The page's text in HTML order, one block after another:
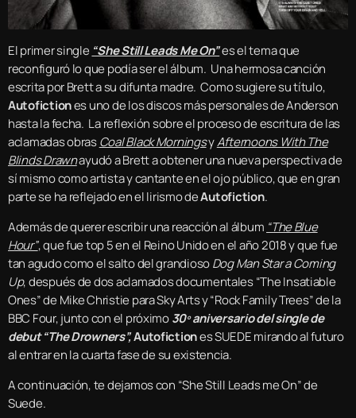
El primer single “She Still Leads Me On”es el tema que
reconfiguró lo que podía ser el álbum. Una hermosa canción
escrita por Brett a su difunta madre. Como sugiere su título,
Autofictiones uno de los discos más personales de Anderson
hasta la fecha. La reflexión sobre el proceso de escritura de las
aclamadas obrasCoal Black MorningsyAfternoons With The
Blinds Drawnayudó a Brett a obtener una nueva perspectiva de
sí mismo como artista y cantante en el ojo público, que en gran
parte se ha reflejado en el lirismo deAutofiction.
Además de querer escribir una reacción al álbum “The Blue
Hour”, que fue top 5 en el Reino Unido en el año 2018 y que fue
tan agudo como el salto del grandiosoDog Man Star a Coming
Up, después de dos aclamados documentales “The Insatiable
Ones” de Mike Christie para Sky Arts y “Rock Family Trees” de la
BBC Four, junto con el próximo30º aniversario del single de
debut “The Drowners”,Autofictiones SUEDE mirando al futuro
al entrar en la cuarta fase de su existencia.
A continuación, te dejamos con “She Still Leads me On” de
Suede.